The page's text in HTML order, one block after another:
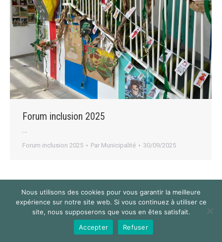
Forum inclusion 2025
Forum inclusion 2025 Par Municipalité 30/09/2025
© 2024 Mairie de Saint-Thibault des Vignes
Navigation
Nous utilisons des cookies pour vous garantir la meilleure
expérience sur notre site web. Si vous continuez à utiliser ce
site, nous supposerons que vous en êtes satisfait.
Accepter
Refuser